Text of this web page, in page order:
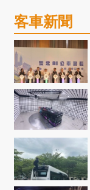
客車新聞